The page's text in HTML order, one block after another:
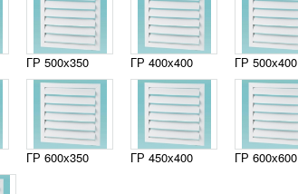
ГР 500х350
ГР 600х350
ГР 400х400
ГР 450х400
ГР 500х400
ГР 600х600